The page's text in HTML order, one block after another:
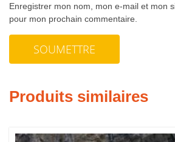
Enregistrer mon nom, mon e-mail et mon
pour mon prochain commentaire.
Produits similaires